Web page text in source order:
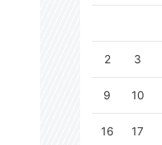
2 3
9 10
16 17